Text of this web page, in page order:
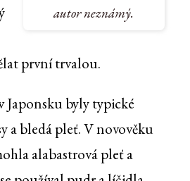
autor neznámý.
první trvalou.
byly typické
a bledá pleť. V novověku
alabastrová pleť a